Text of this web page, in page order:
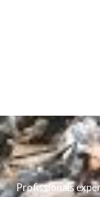
Profissionais